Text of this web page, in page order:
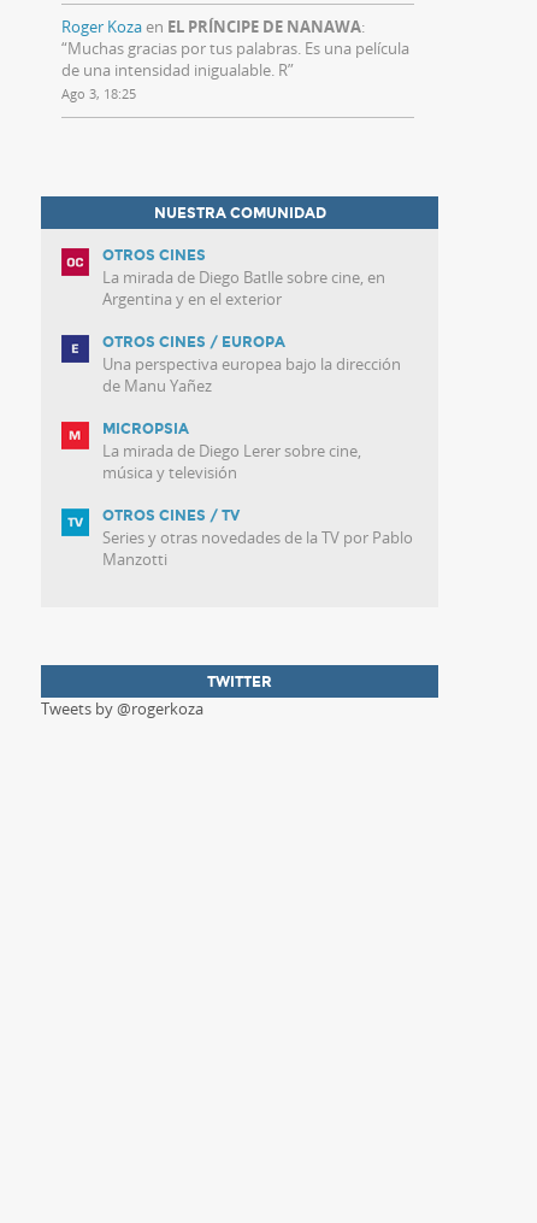
Roger Kozaen EL PRÍNCIPE DE NANAWA:
“Muchas gracias por tus palabras. Es una película
de una intensidad inigualable. R”
Ago 3, 18:25
NUESTRA COMUNIDAD
OTROS CINES
La mirada de Diego Batlle sobre cine, en
Argentina y en el exterior
OTROS CINES / EUROPA
Una perspectiva europea bajo la dirección
de Manu Yañez
MICROPSIA
La mirada de Diego Lerer sobre cine,
música y televisión
OTROS CINES / TV
Series y otras novedades de la TV por Pablo
Manzotti
TWITTER
Tweets by @rogerkoza